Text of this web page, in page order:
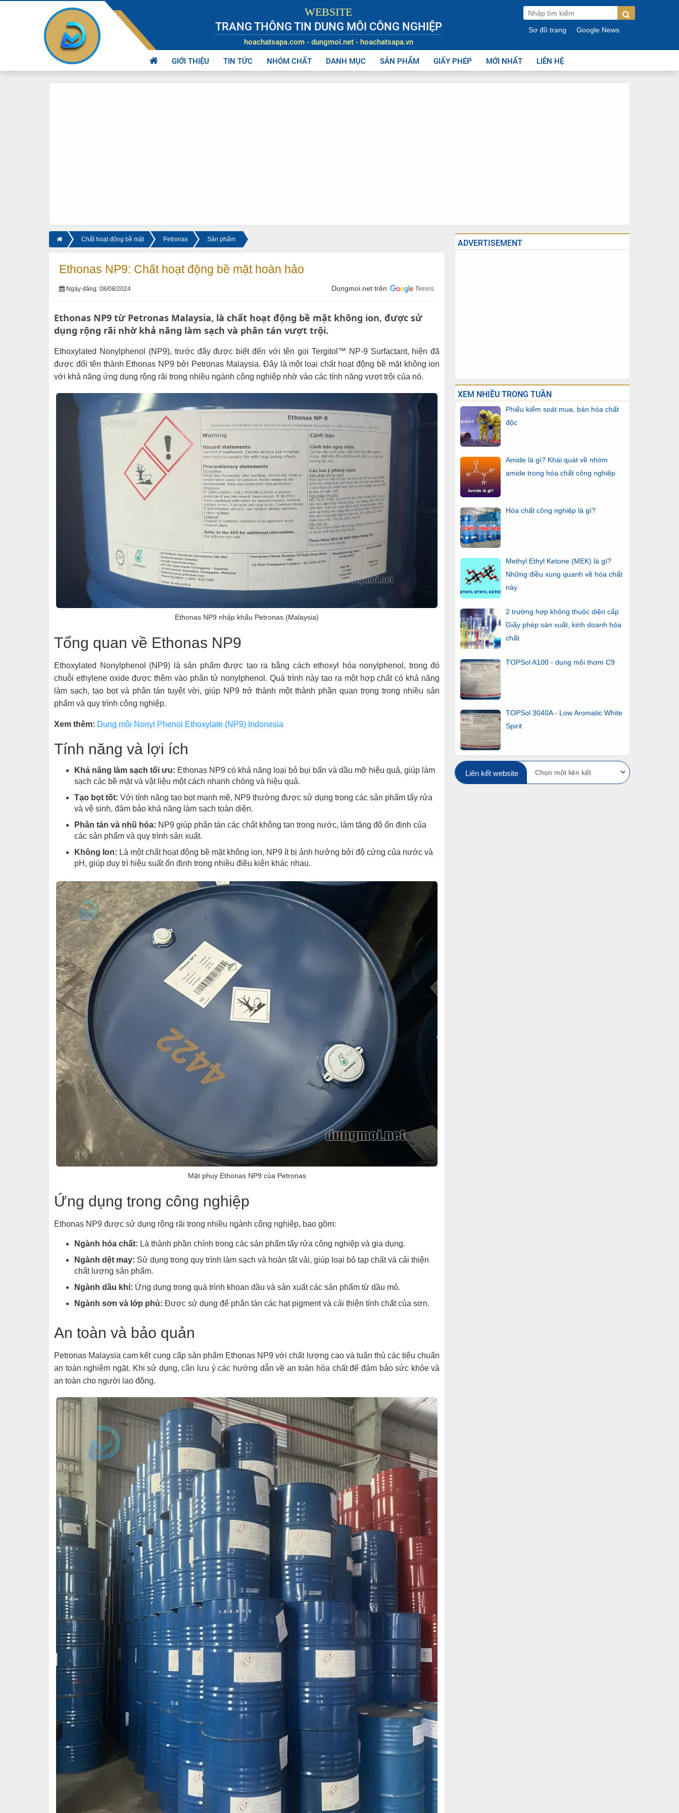
GIỚI THIỆU TIN TỨC NHÓM CHẤT DANH MỤC SẢN PHẨM GIẤY PHÉP MỚI NHẤT LIÊN HỆ
WEBSITE
TRANG THÔNG TIN DUNG MÔI CÔNG NGHIỆP
hoachatsapa.com - dungmoi.net - hoachatsapa.vn
Sơ đồ trang Google News
Chất hoạt động bề mặt Petronas Sản phẩm
Ethonas NP9: Chất hoạt động bề mặt hoàn hảo
Ngày đăng: 08/08/2024 Dungmoi.net trên
Ethonas NP9 từ Petronas Malaysia, là chất hoạt động bề mặt không ion, được sử
dụng rộng rãi nhờ khả năng làm sạch và phân tán vượt trội.
Ethoxylated Nonylphenol (NP9), trước đây được biết đến với tên gọi Tergitol™ NP-9 Surfactant, hiện đã
được đổi tên thành Ethonas NP9 bởi Petronas Malaysia. Đây là một loại chất hoạt động bề mặt không ion
với khả năng ứng dụng rộng rãi trong nhiều ngành công nghiệp nhờ vào các tính năng vượt trội của nó.
Ethonas NP9 nhập khẩu Petronas (Malaysia)
Tổng quan về Ethonas NP9
Ethoxylated Nonylphenol (NP9) là sản phẩm được tạo ra bằng cách ethoxyl hóa nonylphenol, trong đó
chuỗi ethylene oxide được thêm vào phân tử nonylphenol. Quá trình này tạo ra một hợp chất có khả năng
làm sạch, tạo bọt và phân tán tuyệt vời, giúp NP9 trở thành một thành phần quan trọng trong nhiều sản
phẩm và quy trình công nghiệp.
Xem thêm: Dung môi Nonyl Phenol Ethoxylate (NP9) Indonesia
Tính năng và lợi ích
Khả năng làm sạch tối ưu: Ethonas NP9 có khả năng loại bỏ bụi bẩn và dầu mỡ hiệu quả, giúp làm
sạch các bề mặt và vật liệu một cách nhanh chóng và hiệu quả.
Tạo bọt tốt: Với tính năng tạo bọt mạnh mẽ, NP9 thường được sử dụng trong các sản phẩm tẩy rửa
và vệ sinh, đảm bảo khả năng làm sạch toàn diện.
Phân tán và nhũ hóa: NP9 giúp phân tán các chất không tan trong nước, làm tăng độ ổn định của
các sản phẩm và quy trình sản xuất.
Không Ion: Là một chất hoạt động bề mặt không ion, NP9 ít bị ảnh hưởng bởi độ cứng của nước và
pH, giúp duy trì hiệu suất ổn định trong nhiều điều kiện khác nhau.
Mặt phuy Ethonas NP9 của Petronas
Ứng dụng trong công nghiệp
Ethonas NP9 được sử dụng rộng rãi trong nhiều ngành công nghiệp, bao gồm:
Ngành hóa chất: Là thành phần chính trong các sản phẩm tẩy rửa công nghiệp và gia dụng.
Ngành dệt may: Sử dụng trong quy trình làm sạch và hoàn tất vải, giúp loại bỏ tạp chất và cải thiện
chất lượng sản phẩm.
Ngành dầu khí: Ứng dụng trong quá trình khoan dầu và sản xuất các sản phẩm từ dầu mỏ.
Ngành sơn và lớp phủ: Được sử dụng để phân tán các hạt pigment và cải thiện tính chất của sơn.
An toàn và bảo quản
Petronas Malaysia cam kết cung cấp sản phẩm Ethonas NP9 với chất lượng cao và tuân thủ các tiêu chuẩn
an toàn nghiêm ngặt. Khi sử dụng, cần lưu ý các hướng dẫn về an toàn hóa chất để đảm bảo sức khỏe và
an toàn cho người lao động.
ADVERTISEMENT
XEM NHIỀU TRONG TUẦN
Phiếu kiểm soát mua, bán hóa chất
độc
Amide là gì? Khái quát về nhóm
amide trong hóa chất công nghiệp
Hóa chất công nghiệp là gì?
Methyl Ethyl Ketone (MEK) là gì?
Những điều xung quanh về hóa chất
này
2 trường hợp không thuộc diện cấp
Giấy phép sản xuất, kinh doanh hóa
chất
TOPSol A100 - dung môi thơm C9
TOPSol 3040A - Low Aromatic White
Spirit
Liên kết website